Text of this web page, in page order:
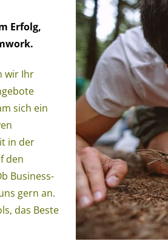
Erfolg,
wir Ihr
sich ein
in der
den
Business-
gern an.
das Beste